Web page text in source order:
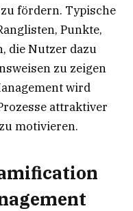
fördern. Typische
Punkte,
die Nutzer dazu
zu zeigen
wird
attraktiver
motivieren.